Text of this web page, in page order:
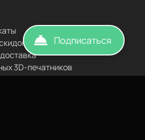
3D-печатников
Подписаться